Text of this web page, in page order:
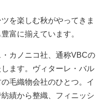
を楽しむ秋がやってきま
富に揃えています。
カノニコ社、通称VBCの
ます。ヴィターレ・バル
毛織物会社のひとつ。イ
績から整織、フィニッシ